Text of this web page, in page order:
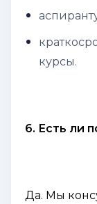
курсы.
6. Есть ли
Да. Мы